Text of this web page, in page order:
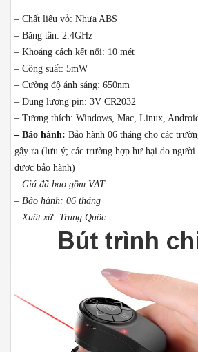
– Chất liệu vỏ: Nhựa ABS
– Băng tần: 2.4GHz
– Khoảng cách kết nối: 10 mét
– Công suất: 5mW
– Cường độ ánh sáng: 650nm
– Dung lượng pin: 3V CR2032
– Tương thích: Windows, Mac, Linux,
– Bảo hành: Bảo hành 06 tháng cho các
gây ra (lưu ý; các trường hợp hư hại do người
được bảo hành)
– Giá đã bao gồm VAT
– Bảo hành: 06 tháng
– Xuất xứ: Trung Quốc